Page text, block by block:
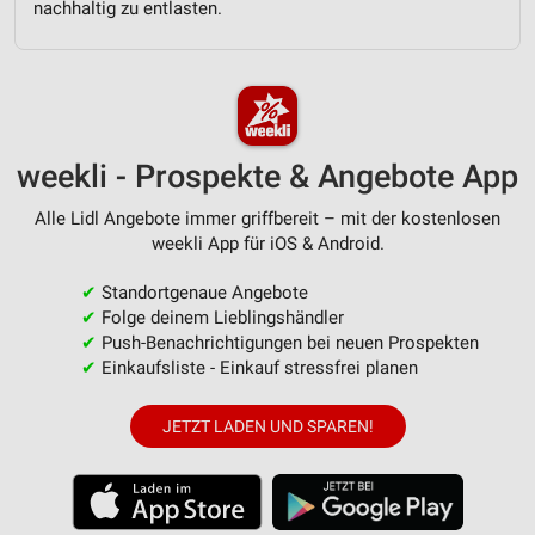
nachhaltig zu entlasten.
weekli - Prospekte & Angebote App
Alle Lidl Angebote immer griffbereit – mit der kostenlosen
weekli App für iOS & Android.
✔ Standortgenaue Angebote
✔ Folge deinem Lieblingshändler
✔ Push-Benachrichtigungen bei neuen Prospekten
✔ Einkaufsliste - Einkauf stressfrei planen
JETZT LADEN UND SPAREN!
personalisierter Werbung
Verwendung von Profilen zur Auswahl
Messung der Werbeleistung
Messung der Performance von Inhalten
Analyse von Zielgruppen durch Statistiken oder
Kombinationen von Daten aus verschiedenen
Quellen
Entwicklung und Verbesserung der Angebote
Verwendung reduzierter Daten zur Auswahl von
IAB-Besonderheiten:
Verwendung genauer Standortdaten